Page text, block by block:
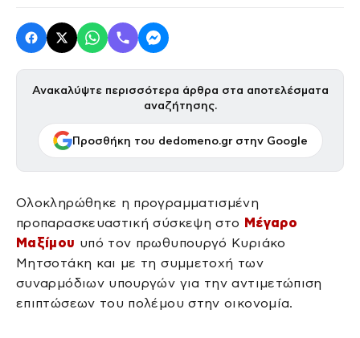
Ανακαλύψτε περισσότερα άρθρα στα αποτελέσματα
αναζήτησης.
Προσθήκη του dedomeno.gr στην Google
Ολοκληρώθηκε η προγραμματισμένη
προπαρασκευαστική σύσκεψη στο Μέγαρο
Μαξίμου υπό τον πρωθυπουργό Κυριάκο
Μητσοτάκη και με τη συμμετοχή των
συναρμόδιων υπουργών για την αντιμετώπιση
επιπτώσεων του πολέμου στην οικονομία.